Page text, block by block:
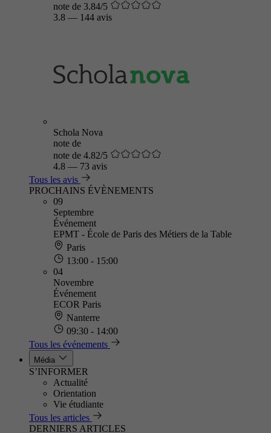
note de 3.84/5
3.8 — 144 avis
Schola Nova
note de
note de 4.82/5
4.8 — 73 avis
Tous les avis
PROCHAINS ÉVÈNEMENTS
09
Septembre
Événement
EPMT - École de Paris des Métiers de la Table
Paris
13:00 - 15:00
04
Novembre
Événement
ECOR Paris
Nanterre
09:30 - 14:00
Tous les événements
Média
S’INFORMER
Actualité
Orientation
Vie étudiante
Tous les articles
DERNIERS ARTICLES